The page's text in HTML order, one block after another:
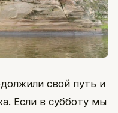
свой путь и
Если в субботу мы